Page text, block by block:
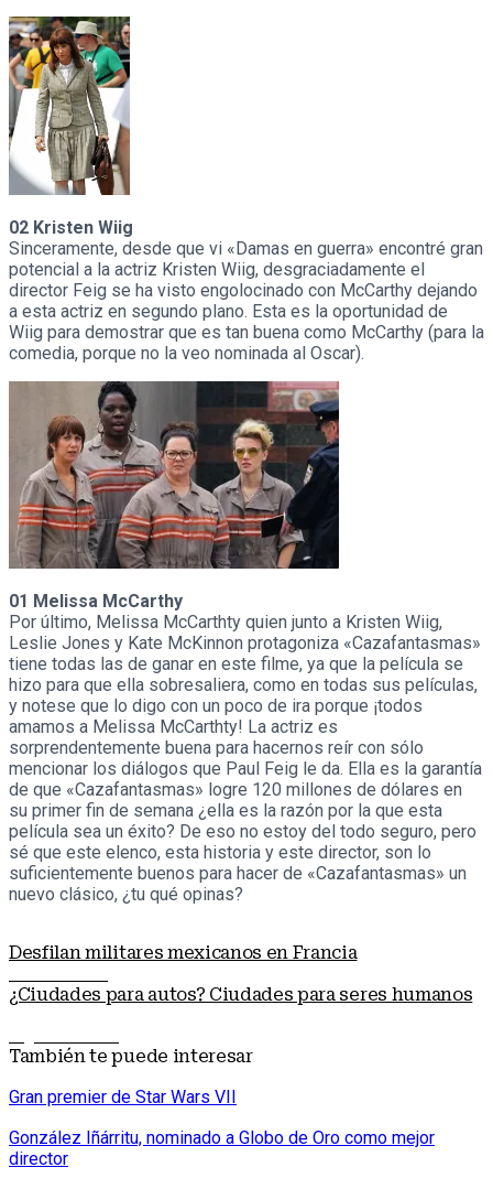
02 Kristen Wiig
Sinceramente, desde que vi «Damas en guerra» encontré gran
potencial a la actriz Kristen Wiig, desgraciadamente el
director Feig se ha visto engolocinado con McCarthy dejando
a esta actriz en segundo plano. Esta es la oportunidad de
Wiig para demostrar que es tan buena como McCarthy (para la
comedia, porque no la veo nominada al Oscar).
01 Melissa McCarthy
Por último, Melissa McCarthty quien junto a Kristen Wiig,
Leslie Jones y Kate McKinnon protagoniza «Cazafantasmas»
tiene todas las de ganar en este filme, ya que la película se
hizo para que ella sobresaliera, como en todas sus películas,
y notese que lo digo con un poco de ira porque ¡todos
amamos a Melissa McCarthty! La actriz es
sorprendentemente buena para hacernos reír con sólo
mencionar los diálogos que Paul Feig le da. Ella es la garantía
de que «Cazafantasmas» logre 120 millones de dólares en
su primer fin de semana ¿ella es la razón por la que esta
película sea un éxito? De eso no estoy del todo seguro, pero
sé que este elenco, esta historia y este director, son lo
suficientemente buenos para hacer de «Cazafantasmas» un
nuevo clásico, ¿tu qué opinas?
Desfilan militares mexicanos en Francia
¿Ciudades para autos? Ciudades para seres humanos
También te puede interesar
Gran premier de Star Wars VII
González Iñárritu, nominado a Globo de Oro como mejor
director